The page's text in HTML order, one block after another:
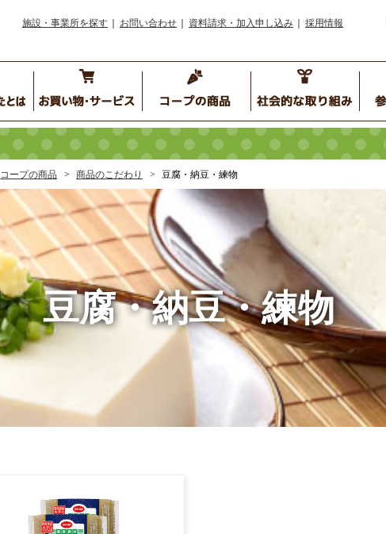
施設・事業所を探す お問い合わせ 資料請求・加入申し込み 採用情報
コープの商品 商品のこだわり 豆腐・納豆・練物
豆腐・納豆・練物